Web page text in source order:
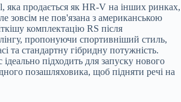
яка продається як HR-V на інших ринках,
зовсім не пов'язана з американською
комплектацію RS після
пропонуючи спортивніший стиль,
та стандартну гібридну потужність.
підходить для запуску нового
позашляховика, щоб підняти речі на